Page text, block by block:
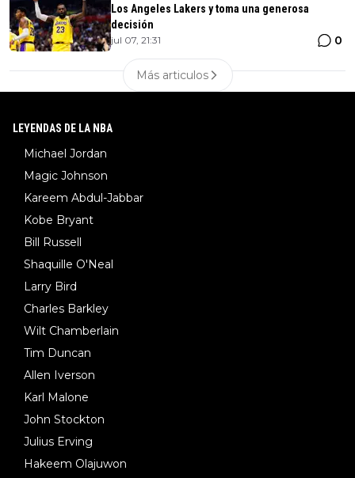
Los Angeles Lakers y toma una generosa
decisión
jul 07, 21:31 0
Más articulos
LEYENDAS DE LA NBA
Michael Jordan
Magic Johnson
Kareem Abdul-Jabbar
Kobe Bryant
Bill Russell
Shaquille O'Neal
Larry Bird
Charles Barkley
Wilt Chamberlain
Tim Duncan
Allen Iverson
Karl Malone
John Stockton
Julius Erving
Hakeem Olajuwon